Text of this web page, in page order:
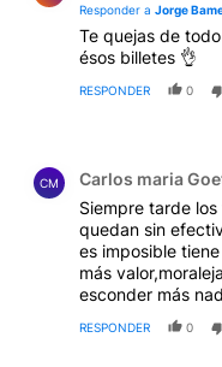
Responder a Jorge
Te quejas de
ésos billetes 👌
RESPONDER 0
CM Carlos maria
Siempre tarde
quedan sin
es imposible
más
esconder más
RESPONDER 0